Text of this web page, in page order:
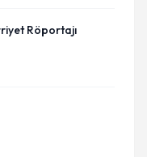
Röportajı